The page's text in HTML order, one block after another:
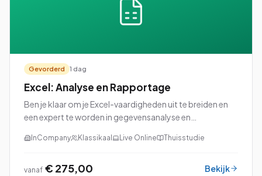
Gevorderd 1 dag
Excel: Analyse en Rapportage
Ben je klaar om je Excel-vaardigheden uit te breiden en
een expert te worden in gegevensanalyse en
Rapportage perfect voor jou!
InCompany Klassikaal Live Online Thuisstudie
vanaf € 275,00 Bekijk